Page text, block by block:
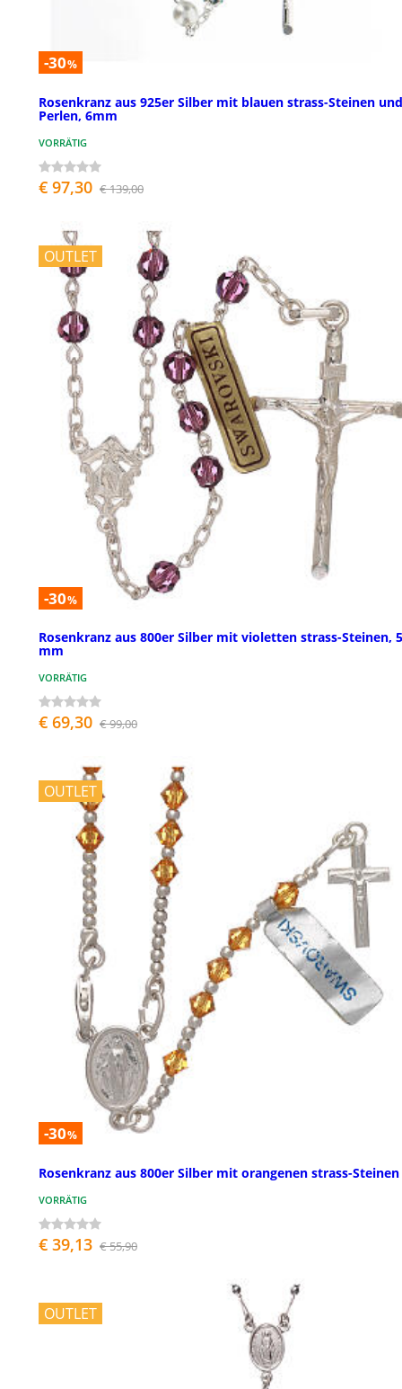
-30%
Rosenkranz aus 925er Silber mit blauen strass-Steinen und
Perlen, 6mm
VORRÄTIG
€ 97,30 € 139,00
OUTLET
-30%
Rosenkranz aus 800er Silber mit violetten strass-Steinen, 5
mm
VORRÄTIG
€ 69,30 € 99,00
OUTLET
-30%
Rosenkranz aus 800er Silber mit orangenen strass-Steinen
VORRÄTIG
€ 39,13 € 55,90
OUTLET